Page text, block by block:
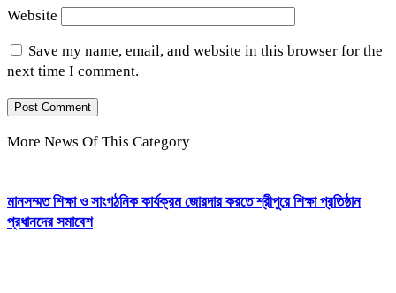
Website
Save my name, email, and website in this browser for the
next time I comment.
More News Of This Category
মানসম্মত শিক্ষা ও সাংগঠনিক কার্যক্রম জোরদার করতে শ্রীপুরে শিক্ষা প্রতিষ্ঠান
প্রধানদের সমাবেশ